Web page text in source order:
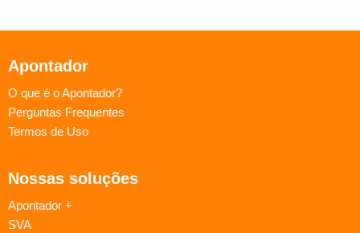
Apontador
O que é o Apontador?
Perguntas Frequentes
Termos de Uso
Nossas soluções
Apontador +
SVA